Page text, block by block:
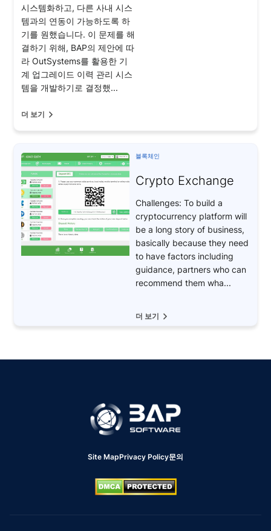
시스템화하고, 다른 사내 시스
템과의 연동이 가능하도록 하
기를 원했습니다. 이 문제를 해
결하기 위해, BAP의 제안에 따
라 OutSystems를 활용한 기
계 업그레이드 이력 관리 시스
템을 개발하기로 결정했...
더 보기
블록체인
Crypto Exchange
Challenges: To build a
cryptocurrency platform will
be a long story of business,
basically because they need
to have factors including
guidance, partners who can
recommend them wha...
더 보기
Site MapPrivacy Policy문의